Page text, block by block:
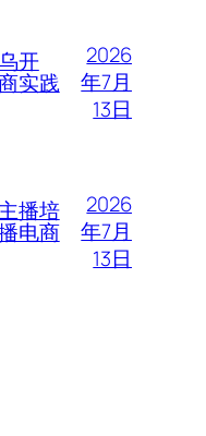
开
实践
2026
年7月
13日
播培
电商
2026
年7月
13日